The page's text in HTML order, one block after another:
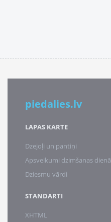
piedalies.lv
LAPAS KARTE
Dzejoļi un pantiņi
Apsveikumi dzimšanas dienā
Dziesmu vārdi
STANDARTI
XHTML